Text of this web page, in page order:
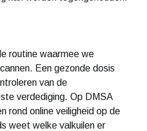
routine waarmee we
Een gezonde dosis
van de
verdediging. Op DMSA
rond online veiligheid op de
weet welke valkuilen er